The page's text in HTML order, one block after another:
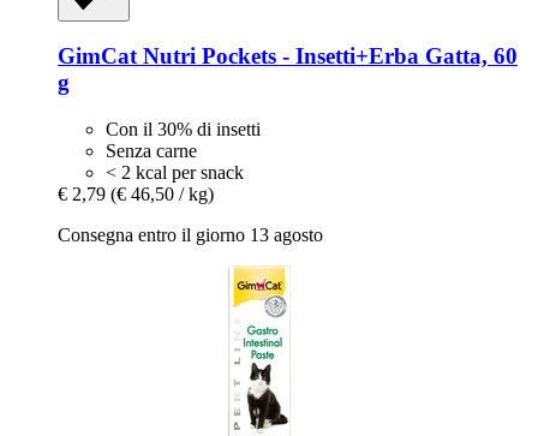
GimCatNutri Pockets -​ Insetti+Erba Gatta, 60
g
Con il 30% di insetti
Senza carne
< 2 kcal per snack
€ 2,79 (€ 46,50 / kg)
Consegna entro il giorno 13 agosto